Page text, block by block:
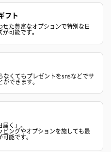
田錦 特別純米
円）
ブラック１２
円）
を同梱してお届けいたしま
フト
せた豊富なオプションで特別な日
可能です。
なくてもプレゼントをsnsなどでサ
できます。
く」。
ピングやオプションを施しても最
能です。